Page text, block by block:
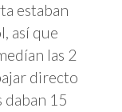
estaban
así que
las 2
directo
daban 15